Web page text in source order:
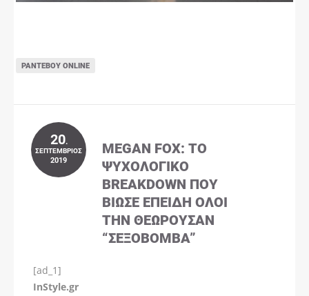
ΡΑΝΤΕΒΟΎ ONLINE
20.
ΣΕΠΤΈΜΒΡΙΟΣ
2019
MEGAN FOX: ΤΟ
ΨΥΧΟΛΟΓΙΚΌ
BREAKDOWN ΠΟΥ
ΒΊΩΣΕ ΕΠΕΙΔΉ ΌΛΟΙ
ΤΗΝ ΘΕΩΡΟΎΣΑΝ
“ΣΕΞΟΒΌΜΒΑ”
[ad_1]
InStyle.gr